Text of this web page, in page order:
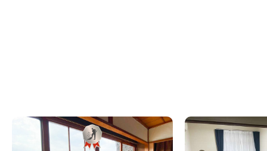
吉野A邸
ゲストハウス
柏原A邸
大阪府 戸建て